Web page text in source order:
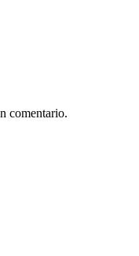
comentario.